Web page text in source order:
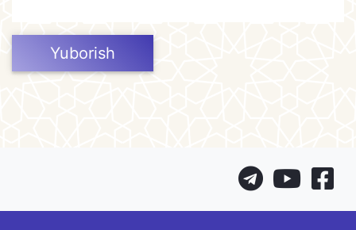
Yuborish